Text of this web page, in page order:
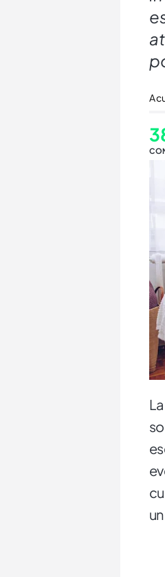
A
La